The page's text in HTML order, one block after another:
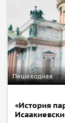
Пешеходная
«История